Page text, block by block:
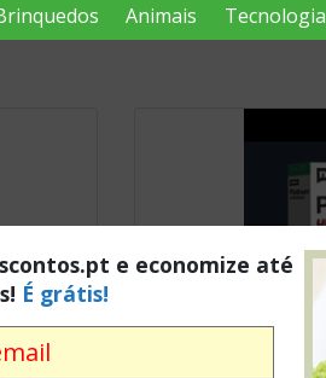
Animais Tecnologia
e economize até
É grátis!